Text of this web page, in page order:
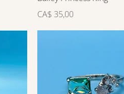
Preço
CA$ 35,00